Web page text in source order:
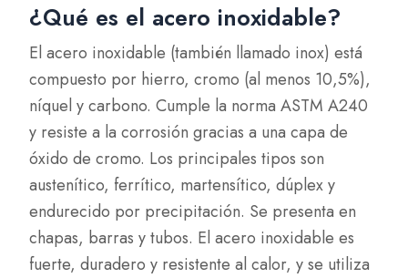
¿Qué es el acero inoxidable?
El acero inoxidable (también llamado inox) está
compuesto por hierro, cromo (al menos 10,5%),
níquel y carbono. Cumple la norma ASTM A240
y resiste a la corrosión gracias a una capa de
óxido de cromo. Los principales tipos son
austenítico, ferrítico, martensítico, dúplex y
endurecido por precipitación. Se presenta en
chapas, barras y tubos. El acero inoxidable es
fuerte, duradero y resistente al calor, y se utiliza